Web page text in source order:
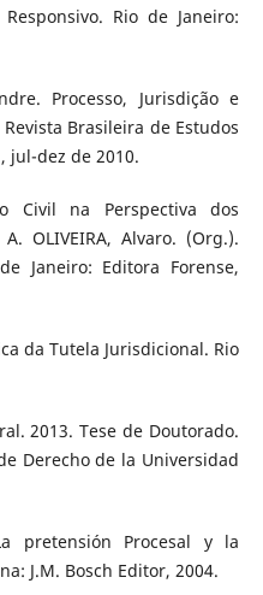
Rio de Janeiro:
Processo, Jurisdição e
Brasileira de Estudos
jul-dez de 2010.
Civil na Perspectiva dos
OLIVEIRA, Alvaro. (Org.).
Janeiro: Editora Forense,
da Tutela Jurisdicional. Rio
2013. Tese de Doutorado.
Derecho de la Universidad
pretensión Procesal y la
J.M. Bosch Editor, 2004.